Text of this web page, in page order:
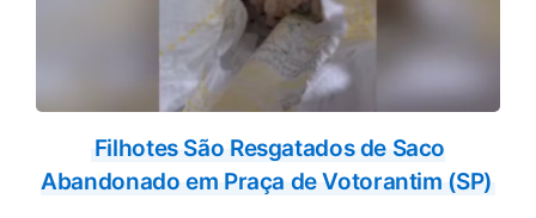
Filhotes São Resgatados de Saco
Abandonado em Praça de Votorantim (SP)